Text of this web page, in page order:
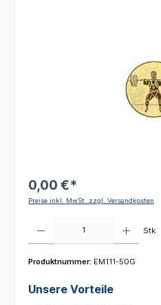
0,00 €*
Preise inkl. MwSt. zzgl. Versandkosten
Stk
Produktnummer: EM111-50G
Unsere Vorteile